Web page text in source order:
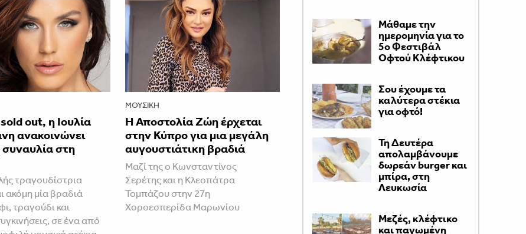
out, η Ιουλία
ανακοινώνει
στη
τραγουδίστρια
ακόμη μία βραδιά
τραγούδι και
σε ένα από
ΜΟΥΣΙΚΉ
Η Αποστολία Ζώη έρχεται
στην Κύπρο για μια μεγάλη
αυγουστιάτικη βραδιά
Μαζί της ο Κωνσταντίνος
Σερέτης και η Κλεοπάτρα
Τομπάζου στην 27η
Χοροεσπερίδα Μαρωνίου
Μάθαμε την
ημερομηνία για το
5ο Φεστιβάλ
Οφτού Κλέφτικου
Σου έχουμε τα
καλύτερα στέκια
για οφτό!
Τη Δευτέρα
απολαμβάνουμε
δωρεάν burger και
μπίρα, στη
Λευκωσία
Μεζές, κλέφτικο
και παγωμένη